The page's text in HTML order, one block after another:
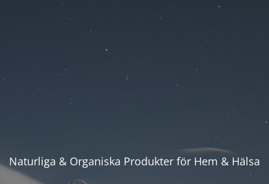
Naturliga & Organiska Produkter för Hem & Hälsa